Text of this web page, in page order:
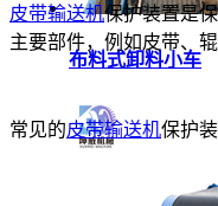
布料式卸料小车
皮带输送机保护装置是
主要部件，例如皮带、
常见的皮带输送机保护